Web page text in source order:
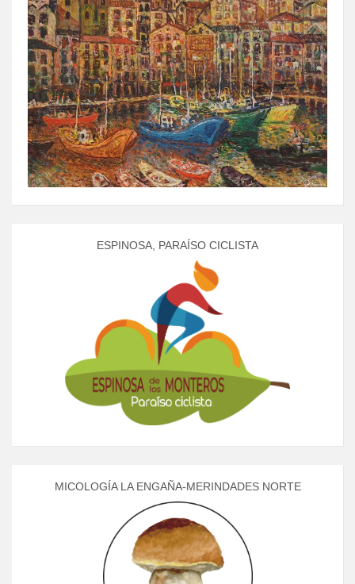
ESPINOSA, PARAÍSO CICLISTA
MICOLOGÍA LA ENGAÑA-MERINDADES NORTE